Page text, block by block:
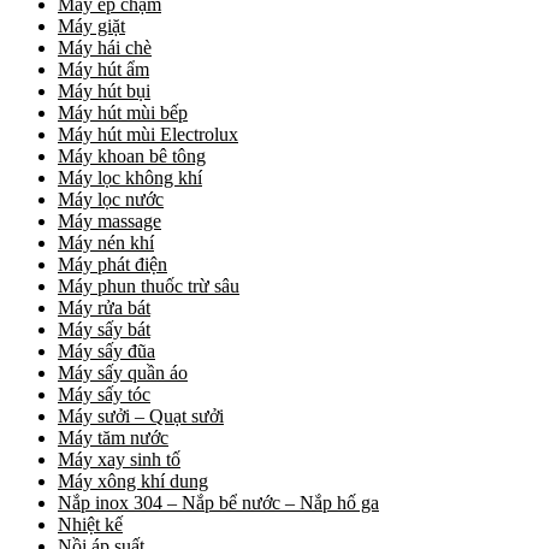
Máy giặt
Máy hái chè
Máy hút ẩm
Máy hút bụi
Máy hút mùi bếp
Máy hút mùi Electrolux
Máy khoan bê tông
Máy lọc không khí
Máy lọc nước
Máy massage
Máy nén khí
Máy phát điện
Máy phun thuốc trừ sâu
Máy rửa bát
Máy sấy bát
Máy sấy đũa
Máy sấy quần áo
Máy sấy tóc
Máy sưởi – Quạt sưởi
Máy tăm nước
Máy xay sinh tố
Máy xông khí dung
Nắp inox 304 – Nắp bể nước – Nắp hố ga
Nhiệt kế